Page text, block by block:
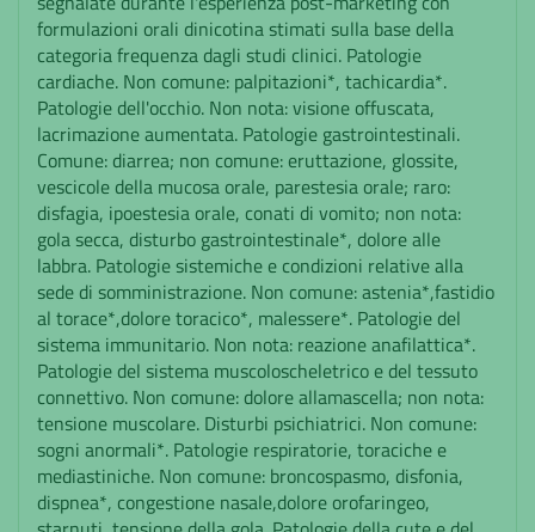
formulazioni orali dinicotina stimati sulla base della
categoria frequenza dagli studi clinici. Patologie
cardiache. Non comune: palpitazioni*, tachicardia*.
Patologie dell'occhio. Non nota: visione offuscata,
lacrimazione aumentata. Patologie gastrointestinali.
Comune: diarrea; non comune: eruttazione, glossite,
vescicole della mucosa orale, parestesia orale; raro:
disfagia, ipoestesia orale, conati di vomito; non nota:
gola secca, disturbo gastrointestinale*, dolore alle
labbra. Patologie sistemiche e condizioni relative alla
sede di somministrazione. Non comune: astenia*,fastidio
al torace*,dolore toracico*, malessere*. Patologie del
sistema immunitario. Non nota: reazione anafilattica*.
Patologie del sistema muscoloscheletrico e del tessuto
connettivo. Non comune: dolore allamascella; non nota:
tensione muscolare. Disturbi psichiatrici. Non comune:
sogni anormali*. Patologie respiratorie, toraciche e
mediastiniche. Non comune: broncospasmo, disfonia,
dispnea*, congestione nasale,dolore orofaringeo,